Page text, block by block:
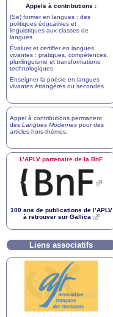
Appels à contributions :
(Se) former en langues : des
politiques éducatives et
linguistiques aux classes de
langues
Évaluer et certifier en langues
vivantes : pratiques, compétences,
plurilinguisme et transformations
technologiques
Enseigner la poésie en langues
vivantes étrangères ou secondes
Appel à contributions permanent
des Langues Modernes pour des
articles hors-thèmes
L’APLV partenaire de la BnF
100 ans de publications de l’APLV
à retrouver sur Gallica
Liens associatifs